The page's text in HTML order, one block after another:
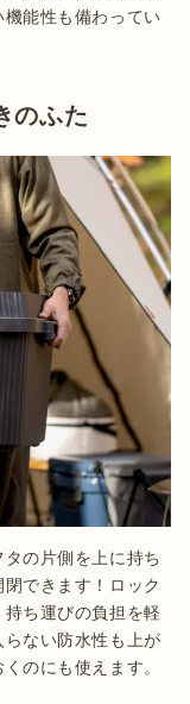
能性も備わってい
のふた
の片側を上に持ち
できます！ロック
ち運びの負担を軽
ない防水性も上が
のにも使えます。